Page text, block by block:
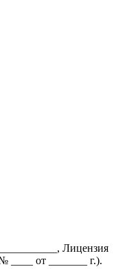
Лицензия
от _______ г.).